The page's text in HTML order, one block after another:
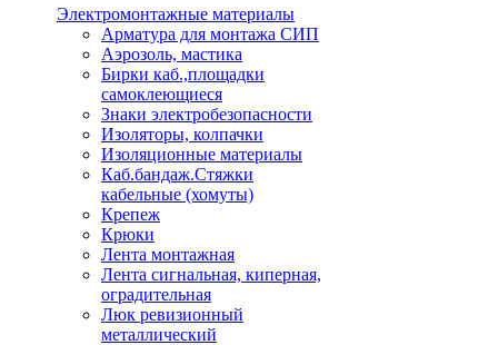
Электромонтажные материалы
Арматура для монтажа СИП
Аэрозоль, мастика
Бирки каб.,площадки
самоклеющиеся
Знаки электробезопасности
Изоляторы, колпачки
Изоляционные материалы
Каб.бандаж.Стяжки
кабельные (хомуты)
Крепеж
Крюки
Лента монтажная
Лента сигнальная, киперная,
оградительная
Люк ревизионный
металлический